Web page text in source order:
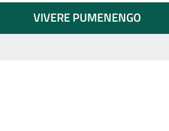
VIVERE PUMENENGO